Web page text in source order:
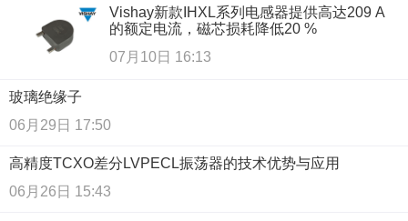
Vishay新款IHXL系列电感器提供高达209 A
的额定电流，磁芯损耗降低20 %
07月10日 16:13
玻璃绝缘子
06月29日 17:50
高精度TCXO差分LVPECL振荡器的技术优势与应用
06月26日 15:43